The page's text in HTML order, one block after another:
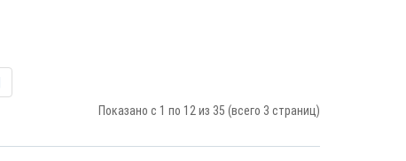
Показано с 1 по 12 из 35 (всего 3 страниц)